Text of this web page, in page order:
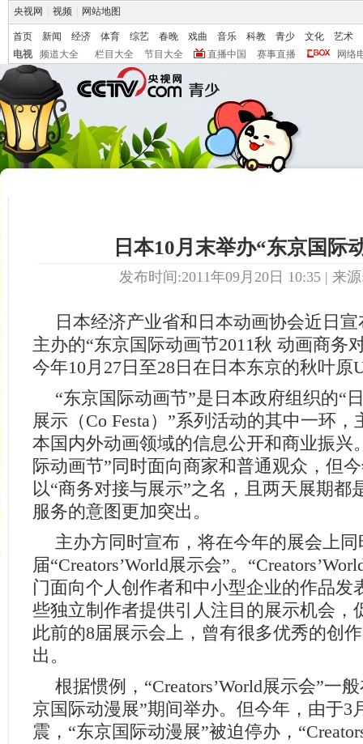
央视网 视频 网站地图
首页 新闻 经济 体育 综艺 春晚 戏曲 音乐 科教 青少 文化
艺术
电视
频道大全 栏目大全 节目大全 直播中国 赛事直播 网络
日本10月末举办“东京国际
发布时间:2011年09月20日 10:35 | 来
日本经济产业省和日本动画协会近日
主办的“东京国际动画节2011秋 动画商务
今年10月27日至28日在日本东京的秋叶原
“东京国际动画节”是日本政府组织的“
展示（Co Festa）”系列活动的其中一环
本国内外动画领域的信息公开和商业振兴
际动画节”同时面向商家和普通观众，但
以“商务对接与展示”之名，且两天展期都
服务的意图更加突出。
主办方同时宣布，将在今年的展会上同
届“Creators’World展示会”。
门面向个人创作者和中小型企业的作品发
些独立制作者提供引人注目的展示机会，
此前的8届展示会上，曾有很多优秀的创
出。
根据惯例，“Creators’World展示会”一
京国际动漫展”期间举办。但今年，由于3
震，“东京国际动漫展”被迫停办，